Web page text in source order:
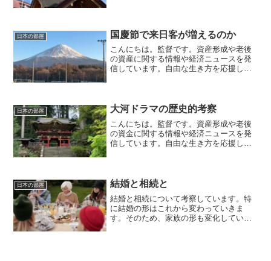
ョンを含みます）。...
日本の部屋 国慶節で来日客が増えるのか
こんにちは。監督です。資産形成や老後
の資産に関する情報や経済ニュースを発
信しています。自由な生き方を応援して
した。一時『爆買い』とい...
日本の部屋 大河ドラマの歴史的考察
こんにちは。監督です。資産形成や老後
の資金に関する情報や経済ニュースを発
信しています。自由な生き方を応援して
うと批評する内容を多く...
日本の部屋 結婚と相続と
結婚と相続について考察しています。特
に結婚の形はこれから変わっていきま
す。そのため、家族の形も変化していき